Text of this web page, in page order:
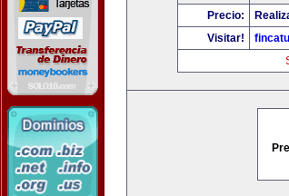
Precio:
Visitar!